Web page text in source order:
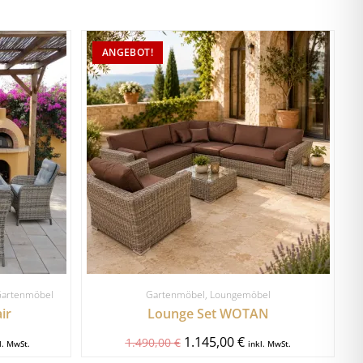
MwSt.
ANGEBOT!
Gartenmöbel, Loungemöbel
Lounge Set WOTAN
1.490,00€ 1.145,00€ inkl. MwSt.